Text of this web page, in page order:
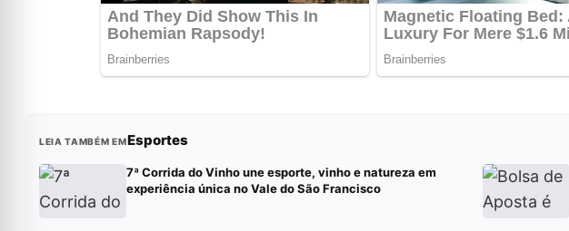
LEIA TAMBÉM EMEsportes
7ª Corrida do Vinho une esporte, vinho e natureza em
experiência única no Vale do São Francisco